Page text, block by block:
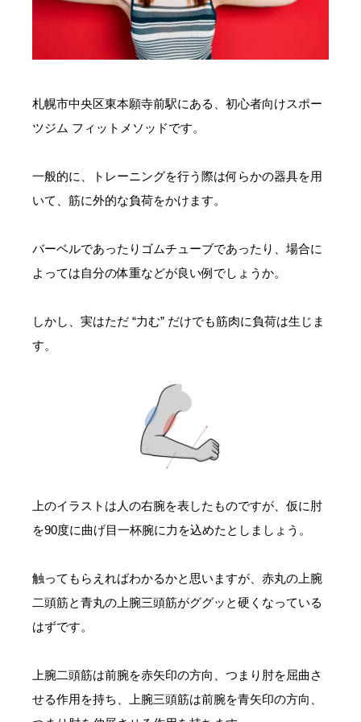
札幌市中央区東本願寺前駅にある、初心者向けスポー
ツジム フィットメソッドです。
一般的に、トレーニングを行う際は何らかの器具を用
いて、筋に外的な負荷をかけます。
バーベルであったりゴムチューブであったり、場合に
よっては自分の体重などが良い例でしょうか。
しかし、実はただ “力む” だけでも筋肉に負荷は生じま
す。
上のイラストは人の右腕を表したものですが、仮に肘
を90度に曲げ目一杯腕に力を込めたとしましょう。
触ってもらえればわかるかと思いますが、赤丸の上腕
二頭筋と青丸の上腕三頭筋がググッと硬くなっている
はずです。
上腕二頭筋は前腕を赤矢印の方向、つまり肘を屈曲さ
せる作用を持ち、上腕三頭筋は前腕を青矢印の方向、
お知らせ